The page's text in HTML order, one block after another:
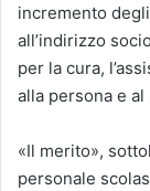
incremento
all’indirizzo
per la cura,
alla persona e
«Il merito»,
personale